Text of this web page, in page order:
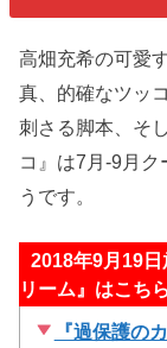
高畑充希の可愛
真、的確なツッ
刺さる脚本、そ
コ』は7月-9月
うです。
2018年9月19
リーム』はこち
『過保護の